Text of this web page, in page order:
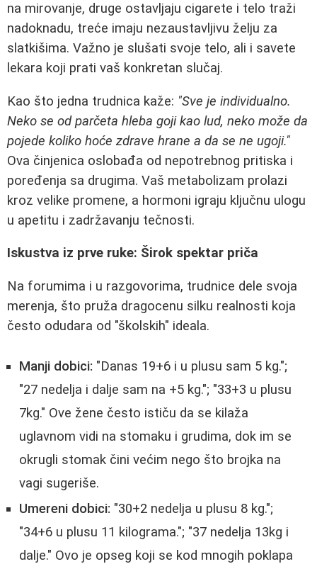
na mirovanje, druge ostavljaju cigarete i telo traži
nadoknadu, treće imaju nezaustavljivu želju za
slatkišima. Važno je slušati svoje telo, ali i savete
lekara koji prati vaš konkretan slučaj.
Kao što jedna trudnica kaže: "Sve je individualno.
Neko se od parčeta hleba goji kao lud, neko može da
pojede koliko hoće zdrave hrane a da se ne ugoji."
Ova činjenica oslobađa od nepotrebnog pritiska i
poređenja sa drugima. Vaš metabolizam prolazi
kroz velike promene, a hormoni igraju ključnu ulogu
u apetitu i zadržavanju tečnosti.
Iskustva iz prve ruke: Širok spektar priča
Na forumima i u razgovorima, trudnice dele svoja
merenja, što pruža dragocenu silku realnosti koja
često odudara od "školskih" ideala.
Manji dobici: "Danas 19+6 i u plusu sam 5 kg.";
"27 nedelja i dalje sam na +5 kg."; "33+3 u plusu
7kg." Ove žene često ističu da se kilaža
uglavnom vidi na stomaku i grudima, dok im se
okrugli stomak čini većim nego što brojka na
vagi sugeriše.
Umereni dobici: "30+2 nedelja u plusu 8 kg.";
"34+6 u plusu 11 kilograma."; "37 nedelja 13kg i
dalje." Ovo je opseg koji se kod mnogih poklapa